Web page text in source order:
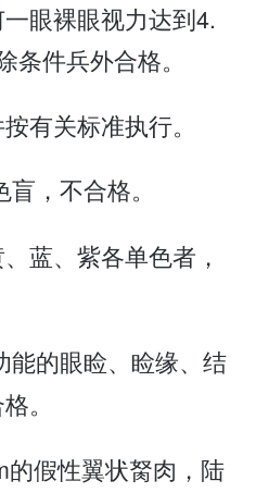
眼裸眼视力达到4.
件兵外合格。
有关标准执行。
，不合格。
蓝、紫各单色者，
能的眼睑、睑缘、结
。
假性翼状胬肉，陆